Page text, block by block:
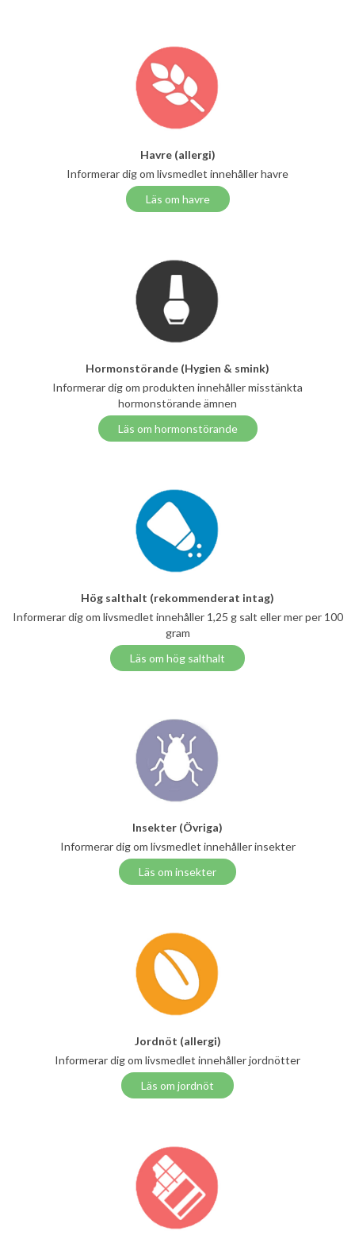
Havre (allergi)
Informerar dig om livsmedlet innehåller havre
Läs om havre
Hormonstörande (Hygien & smink)
Informerar dig om produkten innehåller misstänkta
hormonstörande ämnen
Läs om hormonstörande
Hög salthalt (rekommenderat intag)
Informerar dig om livsmedlet innehåller 1,25 g salt eller mer per 100
gram
Läs om hög salthalt
Insekter (Övriga)
Informerar dig om livsmedlet innehåller insekter
Läs om insekter
Jordnöt (allergi)
Informerar dig om livsmedlet innehåller jordnötter
Läs om jordnöt